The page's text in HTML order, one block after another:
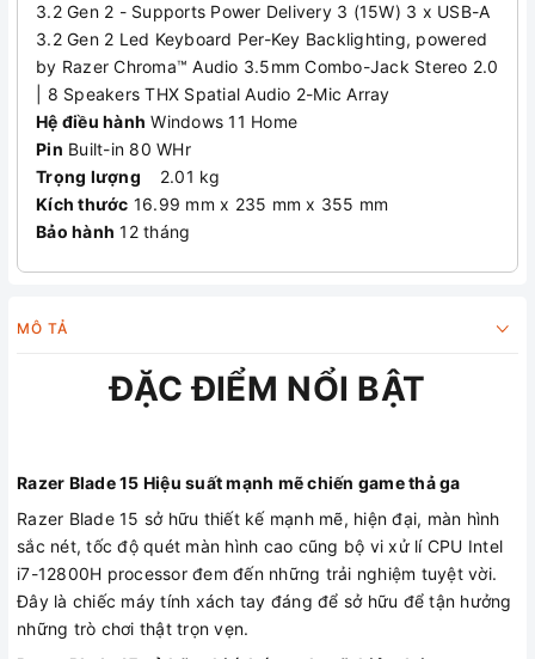
3.2 Gen 2 - Supports Power Delivery 3 (15W) 3 x USB-A
3.2 Gen 2 Led Keyboard Per-Key Backlighting, powered
by Razer Chroma™ Audio 3.5mm Combo-Jack Stereo 2.0
| 8 Speakers THX Spatial Audio 2-Mic Array
Hệ điều hành Windows 11 Home
Pin Built-in 80 WHr
Trọng lượng
2.01 kg
Kích thước 16.99 mm x 235 mm x 355 mm
Bảo hành 12 tháng
MÔ TẢ
ĐẶC ĐIỂM NỔI BẬT
Razer Blade 15 Hiệu suất mạnh mẽ chiến game thả ga
Razer Blade 15 sở hữu thiết kế mạnh mẽ, hiện đại, màn hình
sắc nét, tốc độ quét màn hình cao cũng bộ vi xử lí CPU Intel
i7-12800H processor đem đến những trải nghiệm tuyệt vời.
Đây là chiếc máy tính xách tay đáng để sở hữu để tận hưởng
những trò chơi thật trọn vẹn.